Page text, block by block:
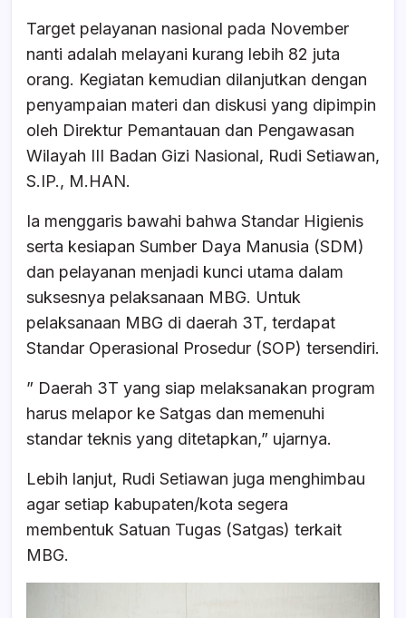
Target pelayanan nasional pada November
nanti adalah melayani kurang lebih 82 juta
orang. Kegiatan kemudian dilanjutkan dengan
penyampaian materi dan diskusi yang dipimpin
oleh Direktur Pemantauan dan Pengawasan
Wilayah III Badan Gizi Nasional, Rudi Setiawan,
S.IP., M.HAN.
Ia menggaris bawahi bahwa Standar Higienis
serta kesiapan Sumber Daya Manusia (SDM)
dan pelayanan menjadi kunci utama dalam
suksesnya pelaksanaan MBG. Untuk
pelaksanaan MBG di daerah 3T, terdapat
Standar Operasional Prosedur (SOP) tersendiri.
” Daerah 3T yang siap melaksanakan program
harus melapor ke Satgas dan memenuhi
standar teknis yang ditetapkan,” ujarnya.
Lebih lanjut, Rudi Setiawan juga menghimbau
agar setiap kabupaten/kota segera
membentuk Satuan Tugas (Satgas) terkait
MBG.